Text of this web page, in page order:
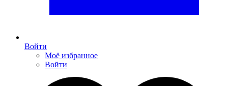
Войти
Моё избранное
Войти